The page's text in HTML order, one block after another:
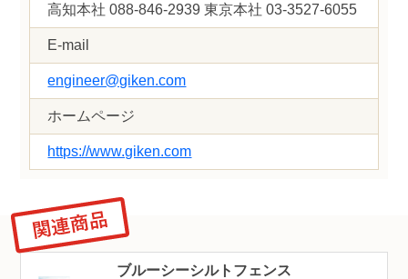
高知本社 088-846-2939 東京本社 03-3527-6055
E-mail
engineer@giken.com
ホームページ
https://www.giken.com
ブルーシーシルトフェンス